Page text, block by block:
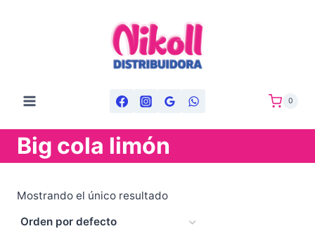
0
Big cola limón
Mostrando el único resultado